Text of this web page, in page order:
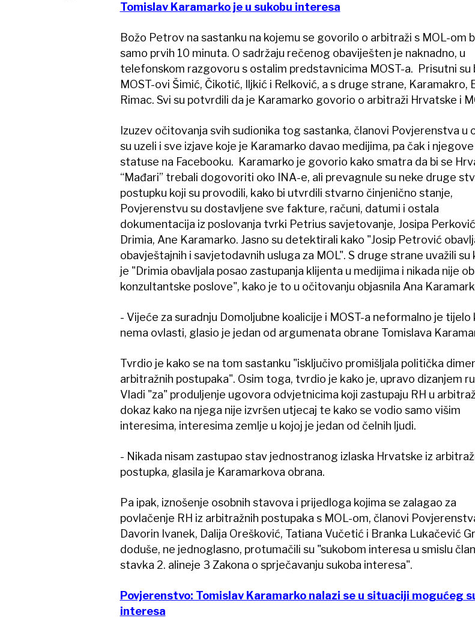
Tomislav Karamarko je u sukobu interesa
Božo Petrov na sastanku na kojemu se govorilo o arbitraži s MOL-om
samo prvih 10 minuta. O sadržaju rečenog obaviješten je naknadno, u
telefonskom razgovoru s ostalim predstavnicima MOST-a. Prisutni su
MOST-ovi Šimić, Čikotić, Iljkić i Relković, a s druge strane, Karamakro,
Rimac. Svi su potvrdili da je Karamarko govorio o arbitraži Hrvatske i
Izuzev očitovanja svih sudionika tog sastanka, članovi Povjerenstva u
su uzeli i sve izjave koje je Karamarko davao medijima, pa čak i njegove
statuse na Facebooku. Karamarko je govorio kako smatra da bi se
“Mađari” trebali dogovoriti oko INA-e, ali prevagnule su neke druge
postupku koji su provodili, kako bi utvrdili stvarno činjenično stanje,
Povjerenstvu su dostavljene sve fakture, računi, datumi i ostala
dokumentacija iz poslovanja tvrki Petrius savjetovanje, Josipa
Drimia, Ane Karamarko. Jasno su detektirali kako "Josip Petrović
obavještajnih i savjetodavnih usluga za MOL". S druge strane uvažili su
je "Drimia obavljala posao zastupanja klijenta u medijima i nikada nije
konzultantske poslove", kako je to u očitovanju objasnila Ana
- Vijeće za suradnju Domoljubne koalicije i MOST-a neformalno je tijelo
nema ovlasti, glasio je jedan od argumenata obrane Tomislava
Tvrdio je kako se na tom sastanku "isključivo promišljala politička
arbitražnih postupaka". Osim toga, tvrdio je kako je, upravo dizanjem
Vladi "za" produljenje ugovora odvjetnicima koji zastupaju RH u
dokaz kako na njega nije izvršen utjecaj te kako se vodio samo višim
interesima, interesima zemlje u kojoj je jedan od čelnih ljudi.
- Nikada nisam zastupao stav jednostranog izlaska Hrvatske iz
postupka, glasila je Karamarkova obrana.
Pa ipak, iznošenje osobnih stavova i prijedloga kojima se zalagao za
povlačenje RH iz arbitražnih postupaka s MOL-om, članovi
Davorin Ivanek, Dalija Orešković, Tatiana Vučetić i Branka Lukačević
doduše, ne jednoglasno, protumačili su "sukobom interesa u smislu
stavka 2. alineje 3 Zakona o sprječavanju sukoba interesa".
Povjerenstvo: Tomislav Karamarko nalazi se u situaciji mogućeg
interesa